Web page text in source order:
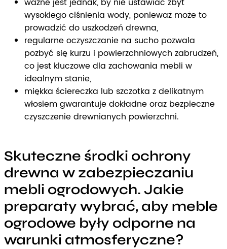
wysokiego ciśnienia wody, ponieważ może to
prowadzić do uszkodzeń drewna,
regularne oczyszczanie na sucho pozwala
pozbyć się kurzu i powierzchniowych zabrudzeń,
co jest kluczowe dla zachowania mebli w
idealnym stanie,
miękka ściereczka lub szczotka z delikatnym
włosiem gwarantuje dokładne oraz bezpieczne
czyszczenie drewnianych powierzchni.
Skuteczne środki ochrony
drewna w zabezpieczaniu
mebli ogrodowych. Jakie
preparaty wybrać, aby meble
ogrodowe były odporne na
warunki atmosferyczne?